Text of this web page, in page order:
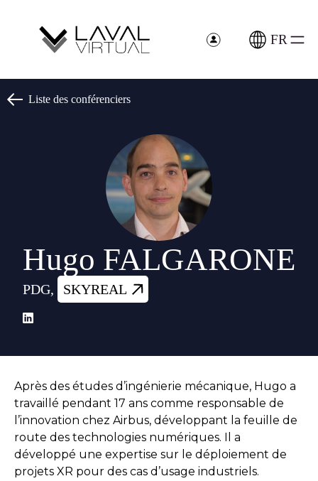
FR
Liste des conférenciers
Hugo FALGARONE
PDG, SKYREAL
Après des études d’ingénierie mécanique, Hugo a
travaillé pendant 17 ans comme responsable de
l’innovation chez Airbus, développant la feuille de
route des technologies numériques. Il a
développé une expertise sur le déploiement de
projets XR pour des cas d’usage industriels.